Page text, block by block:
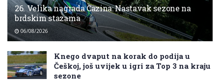
26. Velika nagrada Cazina: Nastavak sezone na
brdskim stazama
06/08/2026
Knego dvaput na korak do podija u
Češkoj, još uvijek u igri za Top 3 na kraju
sezone